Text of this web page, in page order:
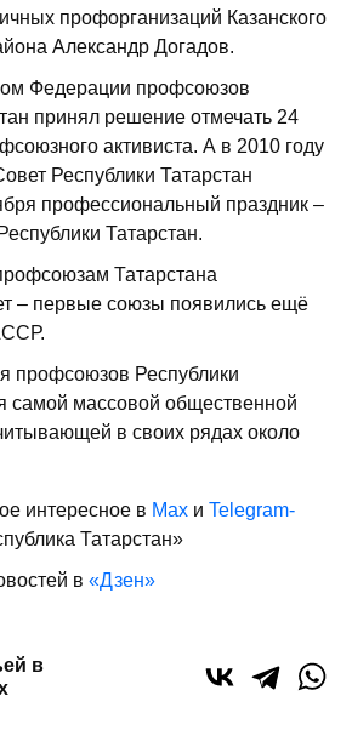
профорганизаций Казанского
Александр Догадов.
Федерации профсоюзов
принял решение отмечать 24
активиста. А в 2010 году
Республики Татарстан
профессиональный праздник –
Татарстан.
Татарстана
– первые союзы появились ещё
проф­союзов Республики
самой массовой общественной
в своих рядах около
интересное в Max и Telegram-
Татарстан»
в «Дзен»
в